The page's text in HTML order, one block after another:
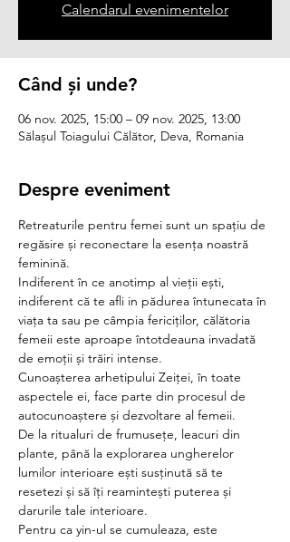
Calendarul evenimentelor
Când și unde?
06 nov. 2025, 15:00 – 09 nov. 2025, 13:00
Sălașul Toiagului Călător, Deva, Romania
Despre eveniment
Retreaturile pentru femei sunt un spațiu de
regăsire și reconectare la esența noastră
feminină.
Indiferent în ce anotimp al vieții ești,
indiferent că te afli in pădurea întunecata în
viața ta sau pe câmpia fericiților, călătoria
femeii este aproape întotdeauna invadată
de emoții și trăiri intense.
Cunoașterea arhetipului Zeiței, în toate
aspectele ei, face parte din procesul de
autocunoaștere și dezvoltare al femeii.
De la ritualuri de frumusețe, leacuri din
plante, până la explorarea ungherelor
lumilor interioare ești susținută să te
resetezi și să îți reamintești puterea și
darurile tale interioare.
Pentru ca yin-ul se cumuleaza, este